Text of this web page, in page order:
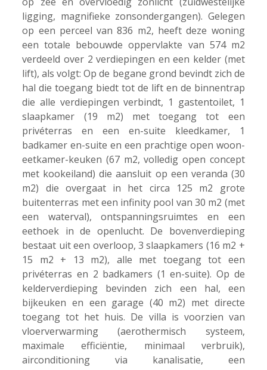
ligging, magnifieke zonsondergangen). Gelegen
op een perceel van 836 m2, heeft deze woning
een totale bebouwde oppervlakte van 574 m2
verdeeld over 2 verdiepingen en een kelder (met
lift), als volgt: Op de begane grond bevindt zich de
hal die toegang biedt tot de lift en de binnentrap
die alle verdiepingen verbindt, 1 gastentoilet, 1
slaapkamer (19 m2) met toegang tot een
privéterras en een en-suite kleedkamer, 1
badkamer en-suite en een prachtige open woon-
eetkamer-keuken (67 m2, volledig open concept
met kookeiland) die aansluit op een veranda (30
m2) die overgaat in het circa 125 m2 grote
buitenterras met een infinity pool van 30 m2 (met
een waterval), ontspanningsruimtes en een
eethoek in de openlucht. De bovenverdieping
bestaat uit een overloop, 3 slaapkamers (16 m2 +
15 m2 + 13 m2), alle met toegang tot een
privéterras en 2 badkamers (1 en-suite). Op de
kelderverdieping bevinden zich een hal, een
bijkeuken en een garage (40 m2) met directe
toegang tot het huis. De villa is voorzien van
vloerverwarming (aerothermisch systeem,
maximale efficiëntie, minimaal verbruik),
airconditioning via kanalisatie, een